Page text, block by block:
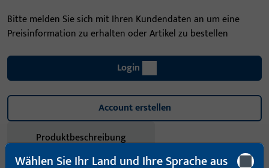
Bitte melden Sie sich mit Ihren Kundendaten an um eine
Preisinformation zu erhalten oder Artikel zu bestellen
Login
Account erstellen
Produktbeschreibung
Wählen Sie Ihr Land und Ihre Sprache aus